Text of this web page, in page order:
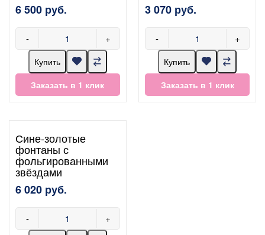
6 500 руб.
- +
Купить
Заказать в 1 клик
3 070 руб.
- +
Купить
Заказать в 1 клик
Сине-золотые
фонтаны с
фольгированными
звёздами
6 020 руб.
- +